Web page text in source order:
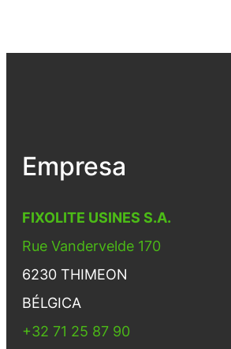
Empresa
FIXOLITE USINES S.A.
Rue Vandervelde 170
6230 THIMEON
BÉLGICA
+32 71 25 87 90